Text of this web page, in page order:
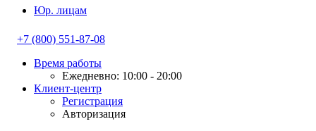
Юр. лицам
+7 (800) 551-87-08
Время работы
Ежедневно: 10:00 - 20:00
Клиент-центр
Регистрация
Авторизация